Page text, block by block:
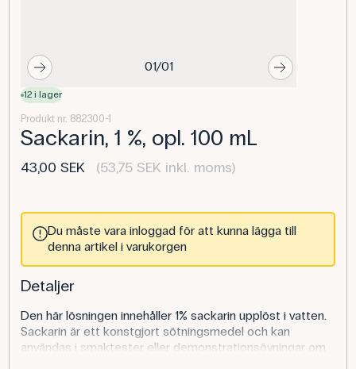
01/01
12 i lager
Produkt nr. 882300-1
Sackarin, 1 %, opl. 100 mL
43,00 SEK (53,75 SEK inkl. moms)
Du måste vara inloggad för att kunna lägga till
denna artikel i varukorgen
Detaljer
Den här lösningen innehåller 1% sackarin upplöst i vatten.
Sackarin är ett konstgjort sötningsmedel och kan
användas i smaktester eller demonstrationsövningar om